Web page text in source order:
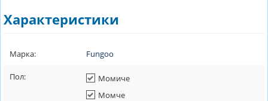
Характеристики
Марка: Fungoo
Пол:
Момиче
Момче